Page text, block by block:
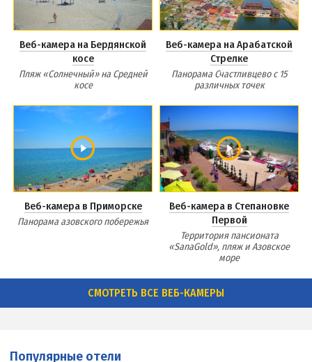
Веб-камера на Бердянской
косе
Пляж «Солнечный» на Средней
косе
Веб-камера на Арабатской
Стрелке
Панорама Счастливцево с 15
различных точек
Веб-камера в Приморске
Панорама азовского побережья
Веб-камера в Степановке
Первой
Территория пансионата
«SanaGold», пляж и Азовское
море
СМОТРЕТЬ ВСЕ ВЕБ-КАМЕРЫ
Популярные отели